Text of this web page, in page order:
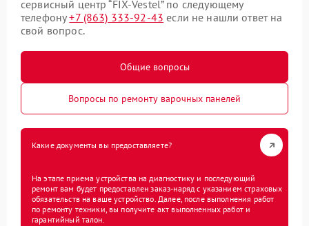
сервисный центр “FIX-Vestel” по следующему
телефону+7 (863) 333-92-43 если не нашли ответ на
свой вопрос.
Общие вопросы
Вопросы по ремонту варочных панелей
Какие документы вы предоставляете?
На этапе приема устройства на диагностику и последующий
ремонт вам будет предоставлен заказ-наряд с указанием страховых
обязательств на ваше устройство. Далее, после выполнения работ
по ремонту техники, вы получите акт выполненных работ и
гарантийный талон.